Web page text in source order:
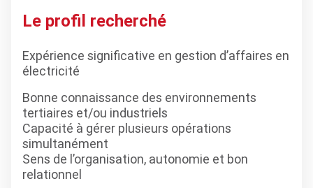
Le profil recherché
Expérience significative en gestion d’affaires en
électricité
Bonne connaissance des environnements
tertiaires et/ou industriels
Capacité à gérer plusieurs opérations
simultanément
Sens de l’organisation, autonomie et bon
relationnel